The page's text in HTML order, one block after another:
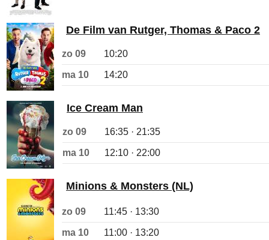
De Film van Rutger, Thomas & Paco 2
zo 09 10:20
ma 10 14:20
Ice Cream Man
zo 09 16:35 · 21:35
ma 10 12:10 · 22:00
Minions & Monsters (NL)
zo 09 11:45 · 13:30
ma 10 11:00 · 13:20